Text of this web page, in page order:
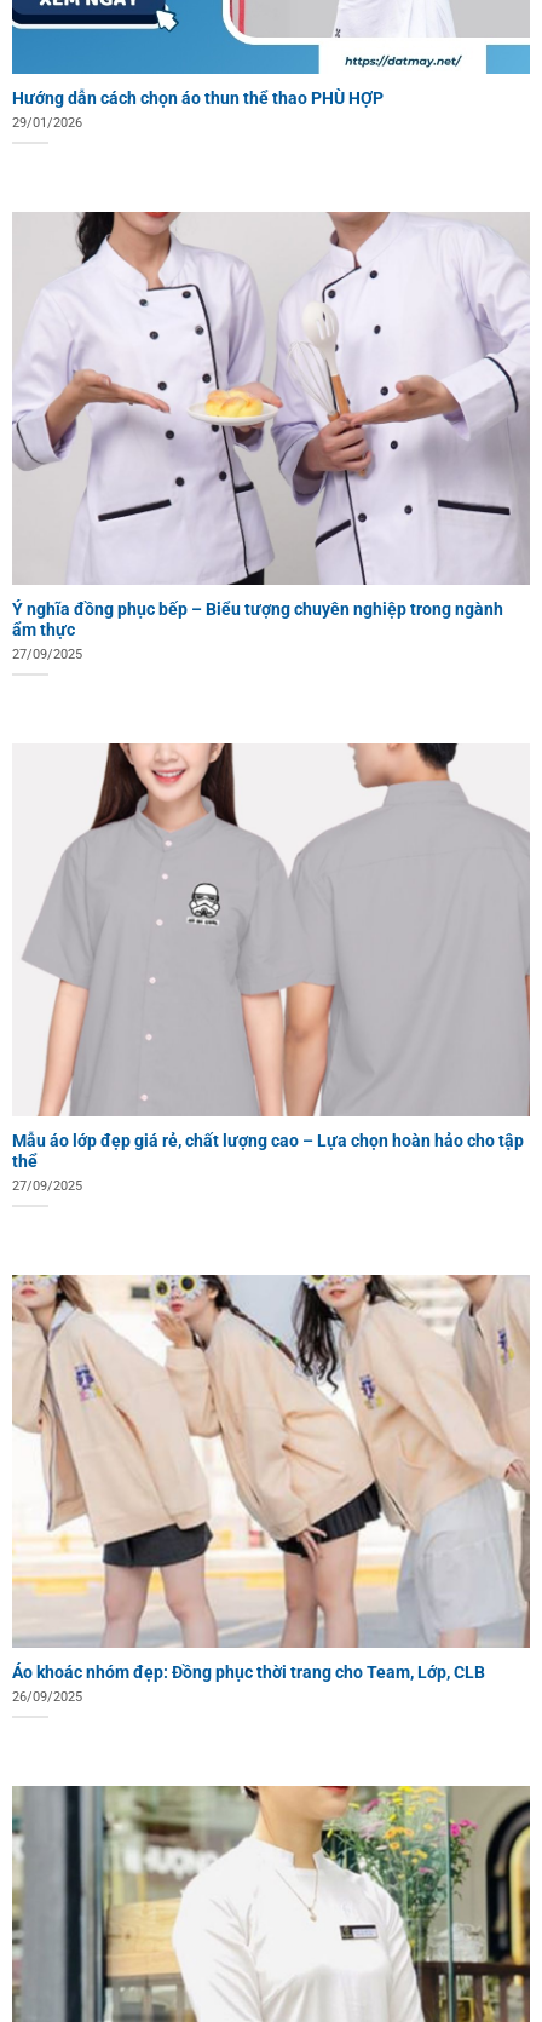
Hướng dẫn cách chọn áo thun thể thao PHÙ HỢP
29/01/2026
Ý nghĩa đồng phục bếp – Biểu tượng chuyên nghiệp trong ngành
ẩm thực
27/09/2025
Mẫu áo lớp đẹp giá rẻ, chất lượng cao – Lựa chọn hoàn hảo cho tập
thể
27/09/2025
Áo khoác nhóm đẹp: Đồng phục thời trang cho Team, Lớp, CLB
26/09/2025